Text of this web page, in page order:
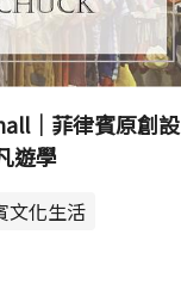
｜菲律賓原創設
遊學
文化生活